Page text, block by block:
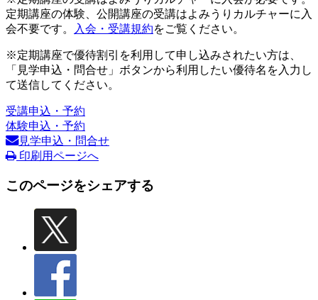
定期講座の体験、公開講座の受講はよみうりカルチャーに入
会不要です。
入会・受講規約をご覧ください。
※定期講座で優待割引を利用して申し込みされたい方は、
「見学申込・問合せ」ボタンから利用したい優待名を入力し
て送信してください。
受講申込・予約
体験申込・予約
見学申込・問合せ
印刷用ページへ
このページをシェアする